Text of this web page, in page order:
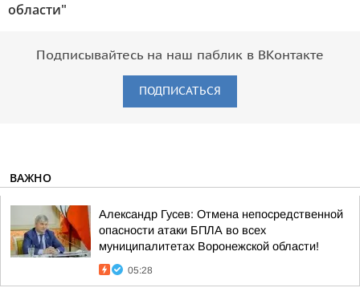
области"
Подписывайтесь на наш паблик в ВКонтакте
ПОДПИСАТЬСЯ
ВАЖНО
Александр Гусев: Отмена непосредственной
опасности атаки БПЛА во всех
муниципалитетах Воронежской области!
05:28